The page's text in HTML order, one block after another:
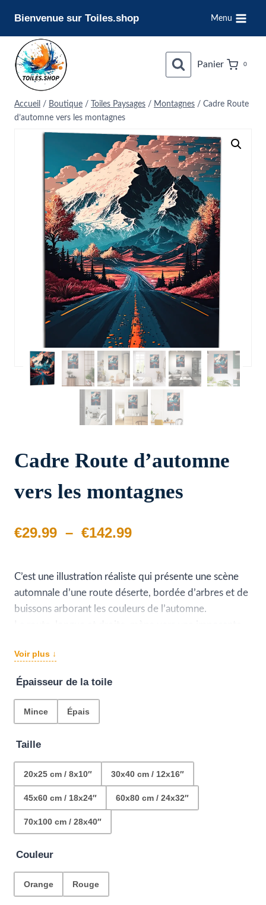
contenu
Bienvenue sur Toiles.shop Menu
Panier 0
Accueil / Boutique / Toiles Paysages / Montagnes / Cadre Route
d’automne vers les montagnes
Cadre Route d’automne
vers les montagnes
€29.99 – €142.99Plage
prix :
€29.99
C’est une illustration réaliste qui présente une scène
automnale d’une route déserte, bordée d’arbres et de
buissons arborant les couleurs de l’automne.
d’émerveillement et de grandeur à la scène.
Voir plus ↓
Épaisseur de la toile
Mince Épais
Taille
20x25 cm / 8x10″ 30x40 cm / 12x16″
45x60 cm / 18x24″ 60x80 cm / 24x32″
70x100 cm / 28x40″
Couleur
Orange Rouge